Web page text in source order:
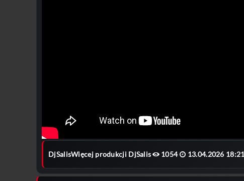
DjSalisWięcej produkcji DjSalis 1054 13.04.2026 18:21